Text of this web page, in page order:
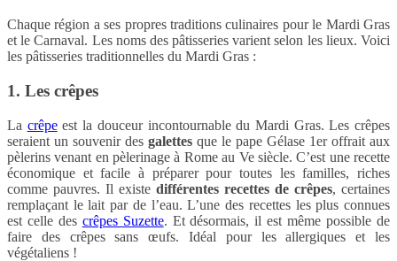
Chaque région a ses propres traditions culinaires pour le Mardi Gras
et le Carnaval. Les noms des pâtisseries varient selon les lieux. Voici
les pâtisseries traditionnelles du Mardi Gras :
1. Les crêpes
La crêpeest la douceur incontournable du Mardi Gras. Les crêpes
seraient un souvenir des galettes que le pape Gélase 1er offrait aux
pèlerins venant en pèlerinage à Rome au Ve siècle. C’est une recette
économique et facile à préparer pour toutes les familles, riches
comme pauvres. Il existe différentes recettes de crêpes, certaines
remplaçant le lait par de l’eau. L’une des recettes les plus connues
est celle des crêpes Suzette. Et désormais, il est même possible de
faire des crêpes sans œufs. Idéal pour les allergiques et les
végétaliens !